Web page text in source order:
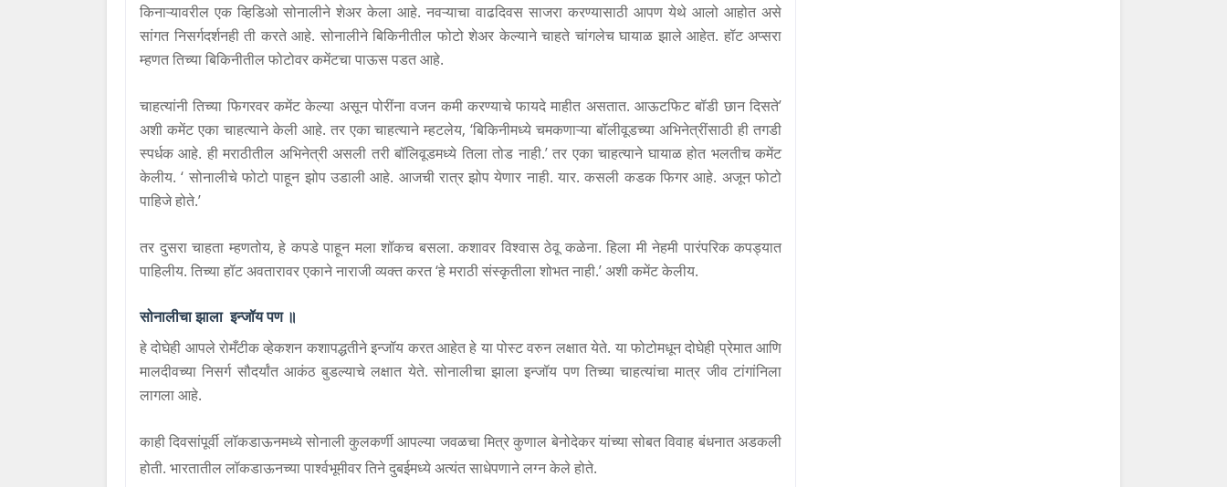
किनाऱ्यावरील एक व्हिडिओ सोनालीने शेअर केला आहे. नवऱ्याचा वाढदिवस साजरा करण्यासाठी आपण येथे आलो आहोत असे
सांगत निसर्गदर्शनही ती करते आहे. सोनालीने बिकिनीतील फोटो शेअर केल्याने चाहते चांगलेच घायाळ झाले आहेत. हॉट अप्सरा
म्हणत तिच्या बिकिनीतील फोटोवर कमेंटचा पाऊस पडत आहे.
चाहत्यांनी तिच्या फिगरवर कमेंट केल्या असून पोरींना वजन कमी करण्याचे फायदे माहीत असतात. आऊटफिट बॉडी छान दिसते’
अशी कमेंट एका चाहत्याने केली आहे. तर एका चाहत्याने म्हटलेय, ‘बिकिनीमध्ये चमकणाऱ्या बॉलीवूडच्या अभिनेत्रींसाठी ही तगडी
स्पर्धक आहे. ही मराठीतील अभिनेत्री असली तरी बॉलिवूडमध्ये तिला तोड नाही.’तर एका चाहत्याने घायाळ होत भलतीच कमेंट
केलीय.‘ सोनालीचे फोटो पाहून झोप उडाली आहे. आजची रात्र झोप येणार नाही. यार. कसली कडक फिगर आहे. अजून फोटो
पाहिजे होते.’
तर दुसरा चाहता म्हणतोय, हे कपडे पाहून मला शॉकच बसला. कशावर विश्वास ठेवू कळेना. हिला मी नेहमी पारंपरिक कपड्यात
पाहिलीय. तिच्या हॉट अवतारावर एकाने नाराजी व्यक्त करत‘हे मराठी संस्कृतीला शोभत नाही.’अशी कमेंट केलीय.
सोनालीचा झाला इन्जॉय पण ॥
हे दोघेही आपले रोमँटीक व्हेकशन कशापद्धतीने इन्जॉय करत आहेत हे या पोस्ट वरुन लक्षात येते. या फोटोमधून दोघेही प्रेमात आणि
मालदीवच्या निसर्ग सौदर्यांत आकंठ बुडल्याचे लक्षात येते. सोनालीचा झाला इन्जॉय पण तिच्या चाहत्यांचा मात्र जीव टांगांनिला
लागला आहे.
काही दिवसांपूर्वी लॉकडाऊनमध्ये सोनाली कुलकर्णी आपल्या जवळचा मित्र कुणाल बेनोदेकर यांच्या सोबत विवाह बंधनात अडकली
होती. भारतातील लॉकडाऊनच्या पार्श्वभूमीवर तिने दुबईमध्ये अत्यंत साधेपणाने लग्न केले होते.